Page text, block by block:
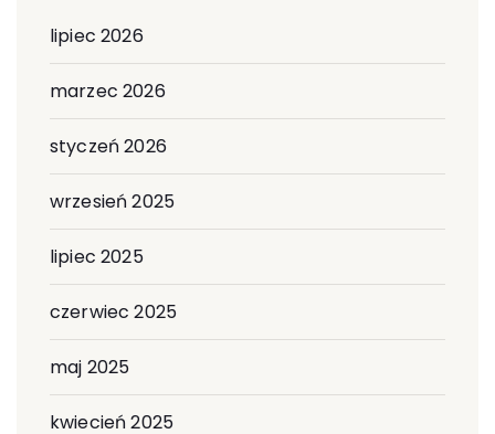
lipiec 2026
marzec 2026
styczeń 2026
wrzesień 2025
lipiec 2025
czerwiec 2025
maj 2025
kwiecień 2025